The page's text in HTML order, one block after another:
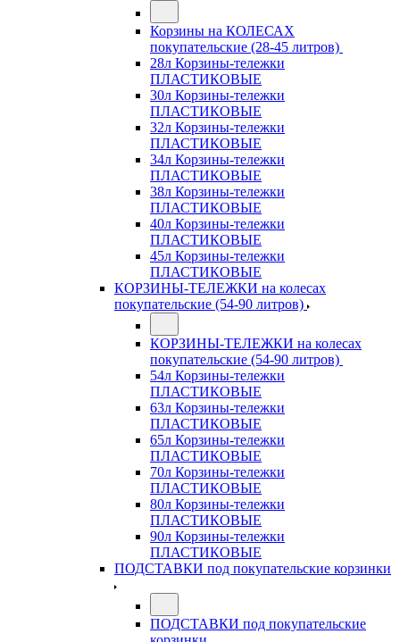
Корзины на КОЛЕСАХ
покупательские (28-45 литров)
28л Корзины-тележки
ПЛАСТИКОВЫЕ
30л Корзины-тележки
ПЛАСТИКОВЫЕ
32л Корзины-тележки
ПЛАСТИКОВЫЕ
34л Корзины-тележки
ПЛАСТИКОВЫЕ
38л Корзины-тележки
ПЛАСТИКОВЫЕ
40л Корзины-тележки
ПЛАСТИКОВЫЕ
45л Корзины-тележки
ПЛАСТИКОВЫЕ
КОРЗИНЫ-ТЕЛЕЖКИ на колесах
покупательские (54-90 литров)
КОРЗИНЫ-ТЕЛЕЖКИ на колесах
покупательские (54-90 литров)
54л Корзины-тележки
ПЛАСТИКОВЫЕ
63л Корзины-тележки
ПЛАСТИКОВЫЕ
65л Корзины-тележки
ПЛАСТИКОВЫЕ
70л Корзины-тележки
ПЛАСТИКОВЫЕ
80л Корзины-тележки
ПЛАСТИКОВЫЕ
90л Корзины-тележки
ПЛАСТИКОВЫЕ
ПОДСТАВКИ под покупательские корзинки
ПОДСТАВКИ под покупательские